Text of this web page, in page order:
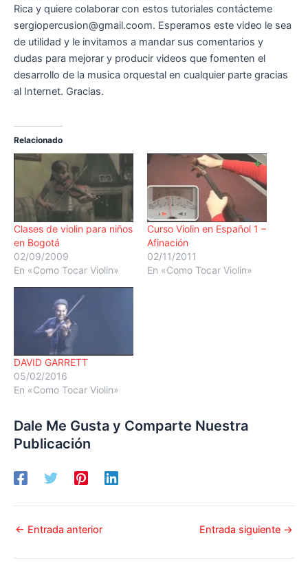
Rica y quiere colaborar con estos tutoriales contácteme
sergiopercusion@gmail.coom. Esperamos este video le sea
de utilidad y le invitamos a mandar sus comentarios y
dudas para mejorar y producir videos que fomenten el
desarrollo de la musica orquestal en cualquier parte gracias
al Internet. Gracias.
Relacionado
Clases de violin para niños
en Bogotá
02/09/2009
En «Como Tocar Violin»
Curso Violin en Español 1 –
Afinación
02/11/2011
En «Como Tocar Violin»
DAVID GARRETT
05/02/2016
En «Como Tocar Violin»
Dale Me Gusta y Comparte Nuestra
Publicación
← Entrada anterior Entrada siguiente →